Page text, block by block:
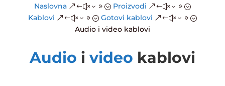
List
a
želj
Naslovna &#x39; Proizvodi &#x39;
Kablovi &#x39; Gotovi kablovi &#x39;
Audio i video kablovi
Audio i video kablovi